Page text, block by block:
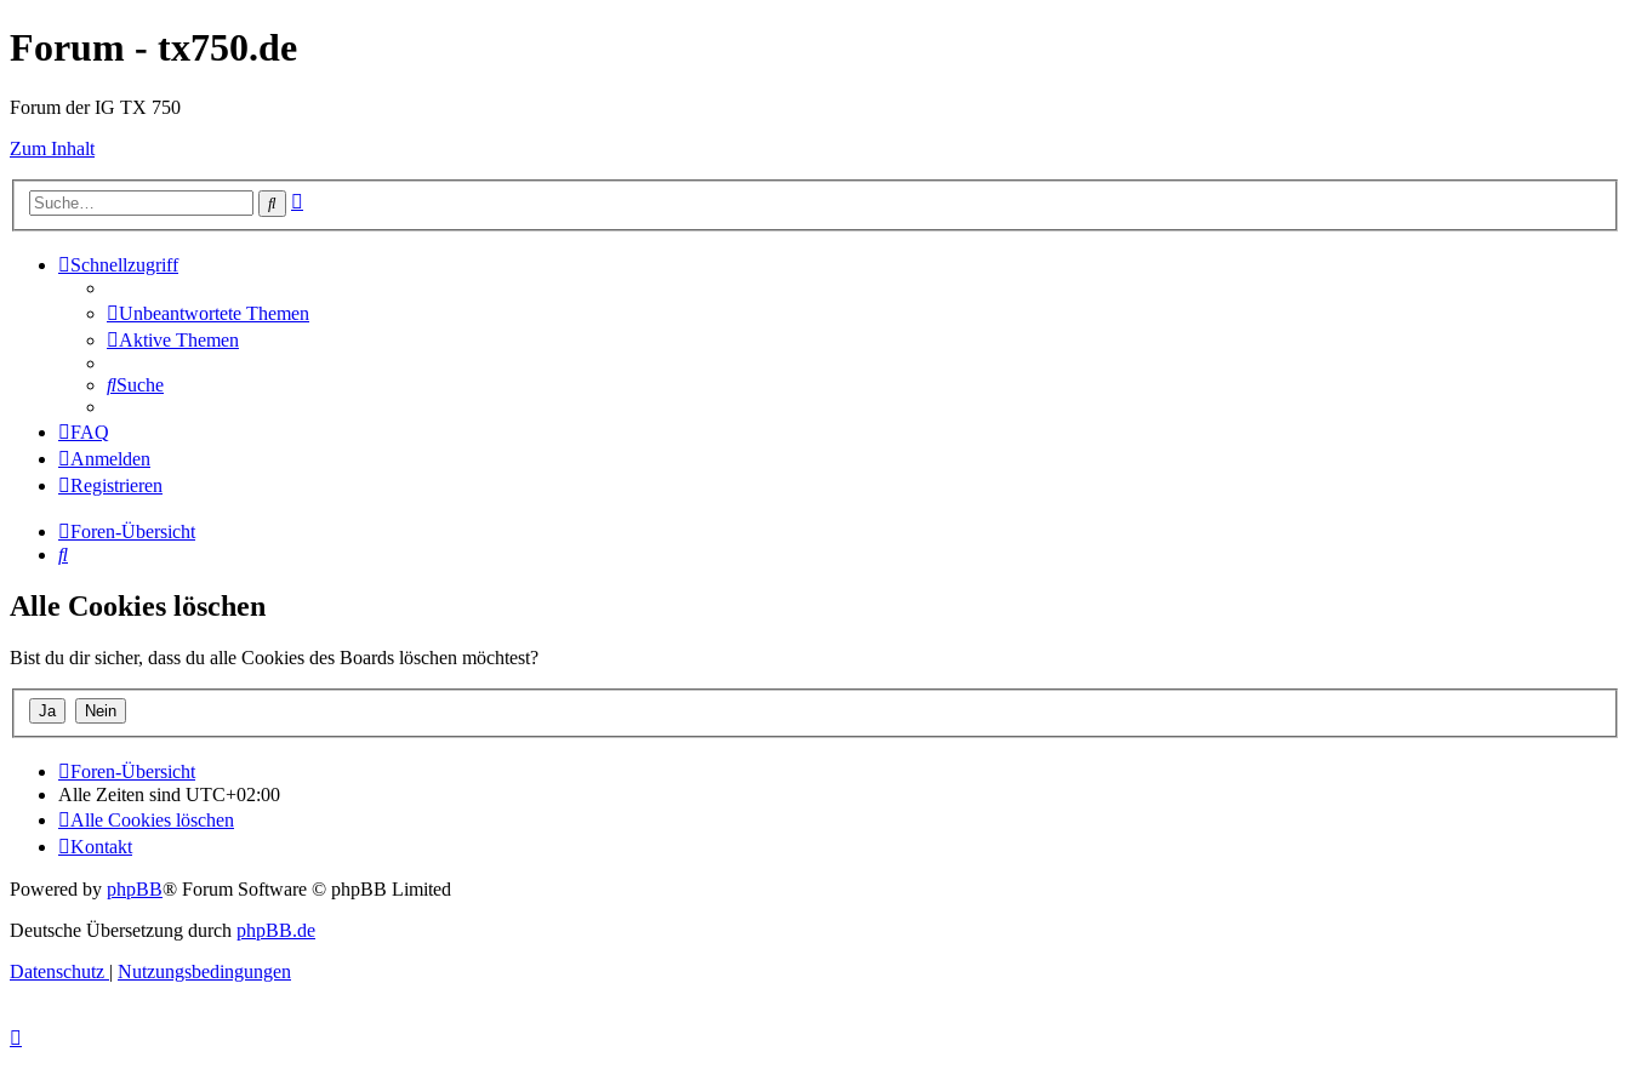
Forum - tx750.de
Forum der IG TX 750
Zum Inhalt
Suche
Schnellzugriff
Unbeantwortete Themen
Aktive Themen
Suche
FAQ
Anmelden
Registrieren
Foren-Übersicht
Suche
Alle Cookies löschen
Bist du dir sicher, dass du alle Cookies des Boards löschen möchtest?
Foren-Übersicht
Alle Zeiten sind UTC+02:00
Alle Cookies löschen
Kontakt
Powered by phpBB® Forum Software © phpBB Limited
Deutsche Übersetzung durch phpBB.de
Datenschutz | Nutzungsbedingungen